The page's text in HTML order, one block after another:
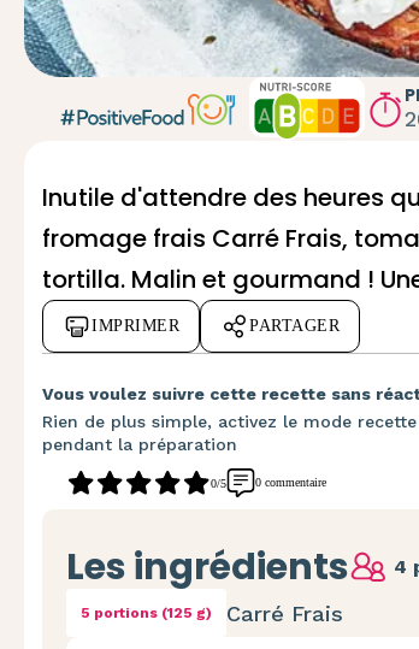
Inutile d'attendre des heures
fromage frais Carré Frais,
tortilla. Malin et gourmand !
IMPRIMER PARTAGER
Vous voulez suivre cette recette sans
Rien de plus simple, activez le mode
pendant la préparation
0/5 0 commentaire
Les ingrédients 4
5 portions (125 g) Carré Frais